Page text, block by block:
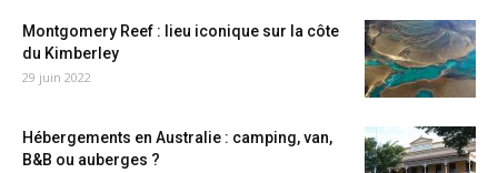
Montgomery Reef : lieu iconique sur la côte
du Kimberley
29 juin 2022
Hébergements en Australie : camping, van,
B&B ou auberges ?